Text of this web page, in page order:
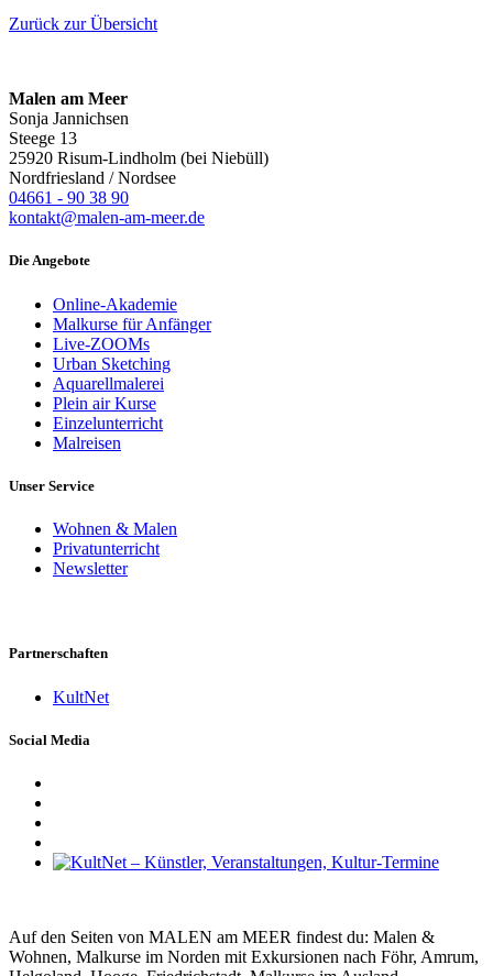
Zurück zur Übersicht
Malen am Meer
Sonja Jannichsen
Steege 13
25920 Risum-Lindholm (bei Niebüll)
Nordfriesland / Nordsee
04661 - 90 38 90
kontakt@malen-am-meer.de
Die Angebote
Online-Akademie
Malkurse für Anfänger
Live-ZOOMs
Urban Sketching
Aquarellmalerei
Plein air Kurse
Einzelunterricht
Malreisen
Unser Service
Wohnen & Malen
Privatunterricht
Newsletter
Partnerschaften
KultNet
Social Media
Auf den Seiten von MALEN am MEER findest du: Malen &
Wohnen, Malkurse im Norden mit Exkursionen nach Föhr, Amrum,